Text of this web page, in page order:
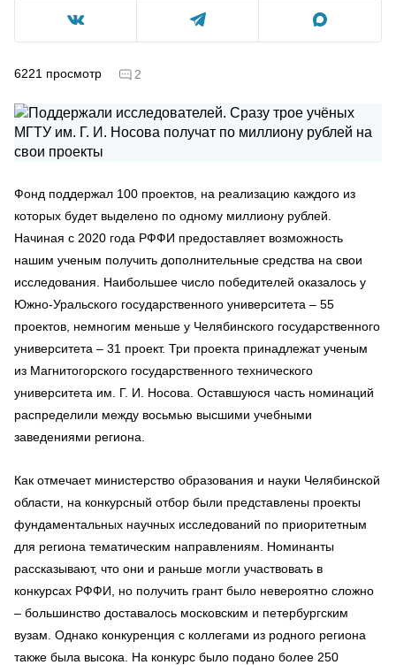
6221 просмотр 2
Фонд поддержал 100 проектов, на реализацию каждого из
которых будет выделено по одному миллиону рублей.
Начиная с 2020 года РФФИ предоставляет возможность
нашим ученым получить дополнительные средства на свои
исследования.
Наибольшее число победителей оказалось у
Южно-Уральского государственного университета – 55
проектов, немногим меньше у Челябинского государственного
университета – 31 проект. Три проекта принадлежат ученым
из Магнитогорского государственного технического
университета им. Г. И. Носова. Оставшуюся часть номинаций
распределили между восьмью высшими учебными
заведениями региона.
Как отмечает министерство образования и науки Челябинской
области, на конкурсный отбор были представлены проекты
фундаментальных научных исследований по приоритетным
для региона тематическим направлениям. Номинанты
рассказывают, что они и раньше могли участвовать в
конкурсах РФФИ, но получить грант было невероятно сложно
– большинство доставалось московским и петербургским
вузам. Однако конкуренция с коллегами из родного региона
также была высока. На конкурс было подано более 250